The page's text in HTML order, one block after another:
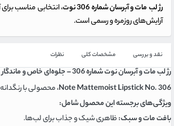
رژ لب مات و آبرسان شماره 306 نوت
آرایش‌های روزمره و رسمی است.
نقد و بررسی مشخصات کلی نظرات
رژ لب مات و آبرسان نوت شماره 306 – جلوه‌ای خاص و ماندگار
Note Mattemoist Lipstick No. 306، محصولی با
ویژگی‌های برجسته این محصول شامل:
بافت مات و سبک:ظاهری شیک و جذاب برای لب‌ها.